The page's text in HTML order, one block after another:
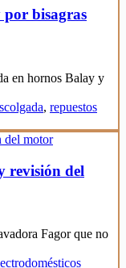
por bisagras
en hornos Balay y
, repuestos
revisión del
Fagor que no